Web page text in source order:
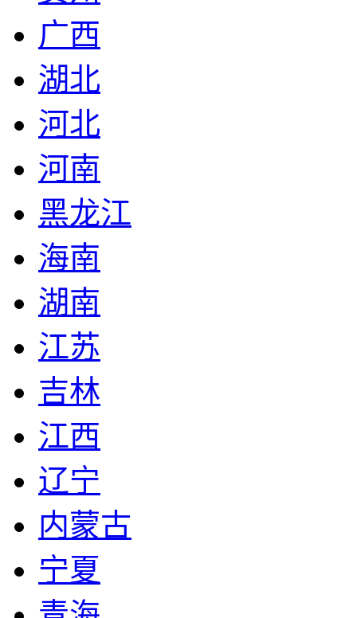
广西
湖北
河北
河南
黑龙江
海南
湖南
江苏
吉林
江西
辽宁
内蒙古
宁夏